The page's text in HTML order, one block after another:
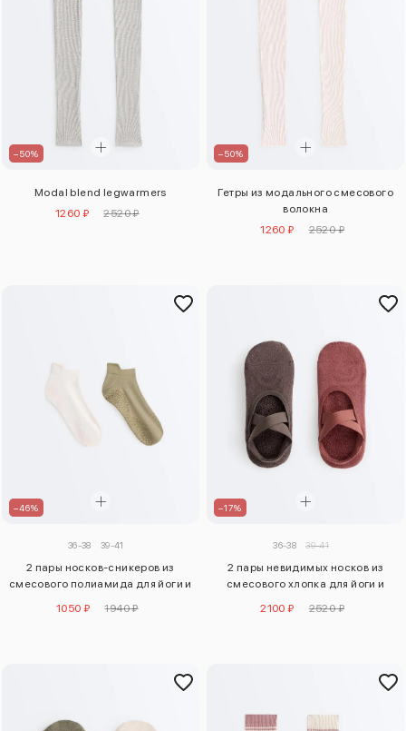
–50%
Modal blend legwarmers
1260 ₽
2520 ₽
–50%
Гетры из модального смесового
волокна
1260 ₽
2520 ₽
–46%
36-38 39-41
2 пары носков-сникеров из
смесового полиамида для йоги и
1050 ₽ 1940 ₽
–17%
36-38 39-41
2 пары невидимых носков из
смесового хлопка для йоги и
2100 ₽ 2520 ₽